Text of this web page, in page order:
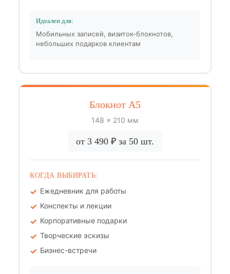
Идеален для:
Мобильных записей, визиток-блокнотов,
небольших подарков клиентам
Блокнот А5
148 × 210 мм
от 3 490 ₽ за 50 шт.
КОГДА ВЫБИРАТЬ:
Ежедневник для работы
Конспекты и лекции
Корпоративные подарки
Творческие эскизы
Бизнес-встречи